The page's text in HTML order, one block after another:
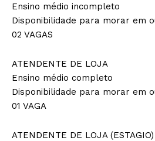
Ensino médio incompleto
Disponibilidade para morar em
02 VAGAS
ATENDENTE DE LOJA
Ensino médio completo
Disponibilidade para morar em
01 VAGA
ATENDENTE DE LOJA (ESTAGIO)